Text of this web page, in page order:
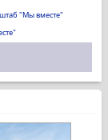
"Мы вместе"